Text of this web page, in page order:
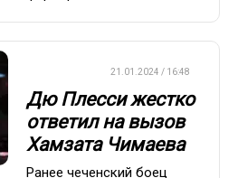
21.01.2024 / 16:48
Дю Плесси жестко
ответил на вызов
Хамзата Чимаева
Ранее чеченский боец